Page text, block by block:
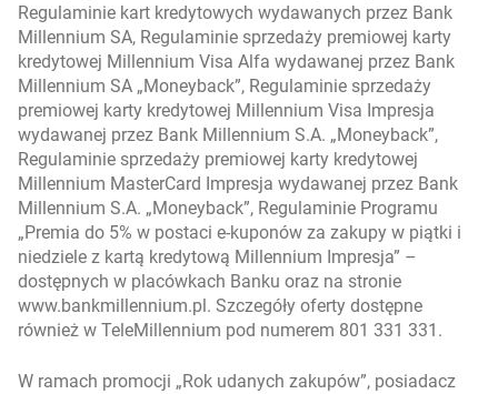
Regulaminie kart kredytowych wydawanych przez Bank
Millennium SA, Regulaminie sprzedaży premiowej karty
kredytowej Millennium Visa Alfa wydawanej przez Bank
Millennium SA „Moneyback”, Regulaminie sprzedaży
premiowej karty kredytowej Millennium Visa Impresja
wydawanej przez Bank Millennium S.A. „Moneyback”,
Regulaminie sprzedaży premiowej karty kredytowej
Millennium MasterCard Impresja wydawanej przez Bank
Millennium S.A. „Moneyback”, Regulaminie Programu
„Premia do 5% w postaci e-kuponów za zakupy w piątki i
niedziele z kartą kredytową Millennium Impresja” –
dostępnych w placówkach Banku oraz na stronie
www.bankmillennium.pl. Szczegóły oferty dostępne
również w TeleMillennium pod numerem 801 331 331.
W ramach promocji „Rok udanych zakupów”, posiadacz